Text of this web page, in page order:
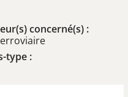
concerné(s) :
type :